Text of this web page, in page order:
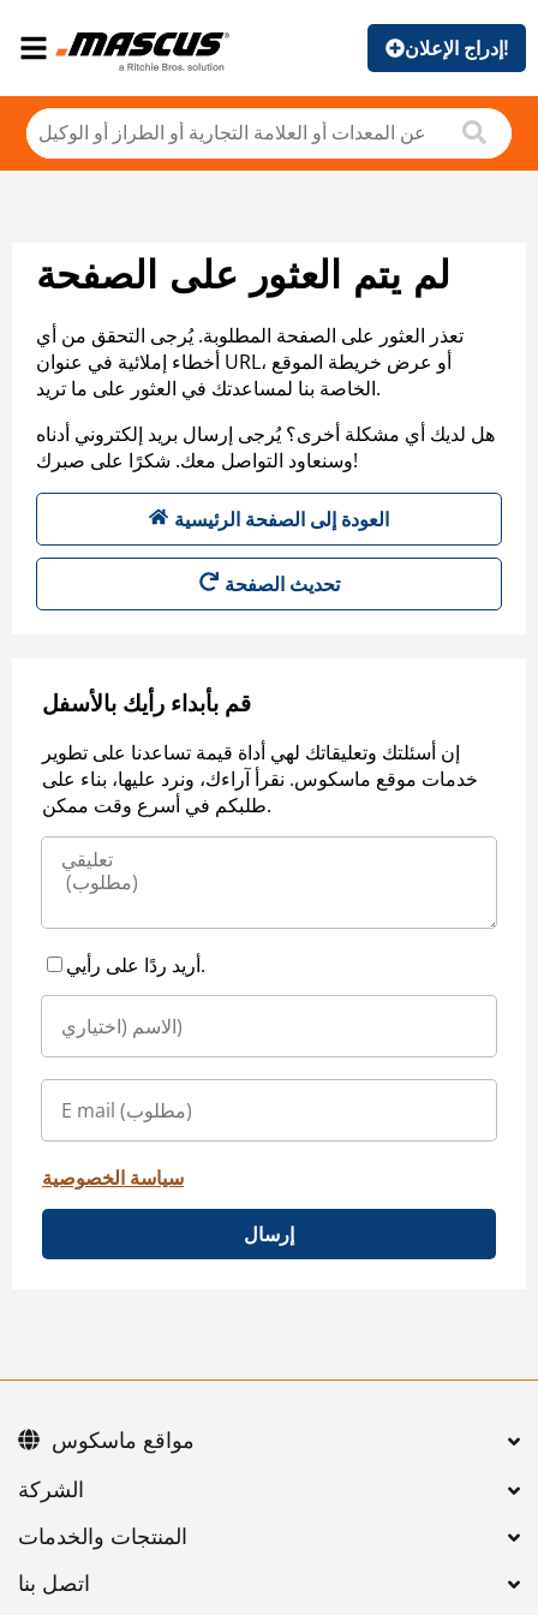
إدراج الإعلان!
لم يتم العثور على الصفحة
تعذر العثور على الصفحة المطلوبة. يُرجى التحقق من أي
أخطاء إملائية في عنوان URL، أو عرض خريطة الموقع
الخاصة بنا لمساعدتك في العثور على ما تريد.
هل لديك أي مشكلة أخرى؟ يُرجى إرسال بريد إلكتروني أدناه
وسنعاود التواصل معك. شكرًا على صبرك!
العودة إلى الصفحة الرئيسية
تحديث الصفحة
قم بأبداء رأيك بالأسفل
إن أسئلتك وتعليقاتك لهي أداة قيمة تساعدنا على تطوير
خدمات موقع ماسكوس. نقرأ آراءك، ونرد عليها، بناء على
طلبكم في أسرع وقت ممكن.
أريد ردًا على رأيي.
سياسة الخصوصية
إرسال
اتصل بنا
مواقع ماسكوس